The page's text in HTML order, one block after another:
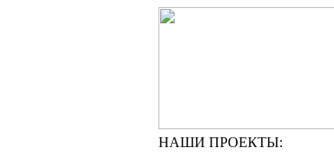
НАШИ ПРОЕКТЫ: